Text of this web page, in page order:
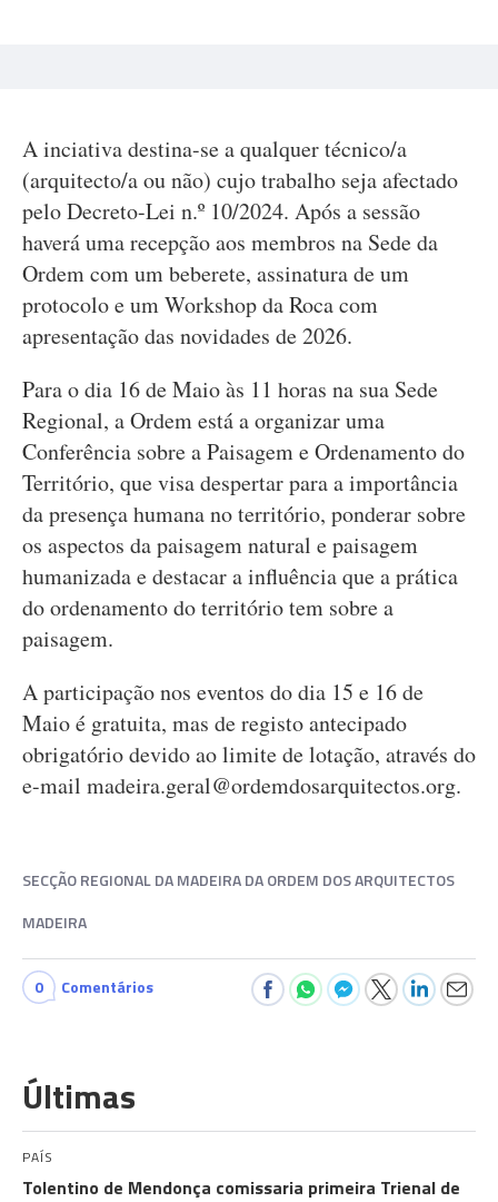
A inciativa destina-se a qualquer técnico/a
(arquitecto/a ou não) cujo trabalho seja afectado
pelo Decreto-Lei n.º 10/2024. Após a sessão
haverá uma recepção aos membros na Sede da
Ordem com um beberete, assinatura de um
protocolo e um Workshop da Roca com
apresentação das novidades de 2026.
Para o dia 16 de Maio às 11 horas na sua Sede
Regional, a Ordem está a organizar uma
Conferência sobre a Paisagem e Ordenamento do
Território, que visa despertar para a importância
da presença humana no território, ponderar sobre
os aspectos da paisagem natural e paisagem
humanizada e destacar a influência que a prática
do ordenamento do território tem sobre a
paisagem.
A participação nos eventos do dia 15 e 16 de
Maio é gratuita, mas de registo antecipado
obrigatório devido ao limite de lotação, através do
e-mail madeira.geral@ordemdosarquitectos.org.
SECÇÃO REGIONAL DA MADEIRA DA ORDEM DOS ARQUITECTOS
MADEIRA
0 Comentários
Últimas
PAÍS
Tolentino de Mendonça comissaria primeira Trienal de